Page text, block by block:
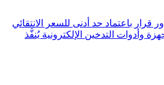
قرار باعتماد حد أدنى للسعر الانتقائي
وأدوات التدخين الإلكترونية يُنفَّذ